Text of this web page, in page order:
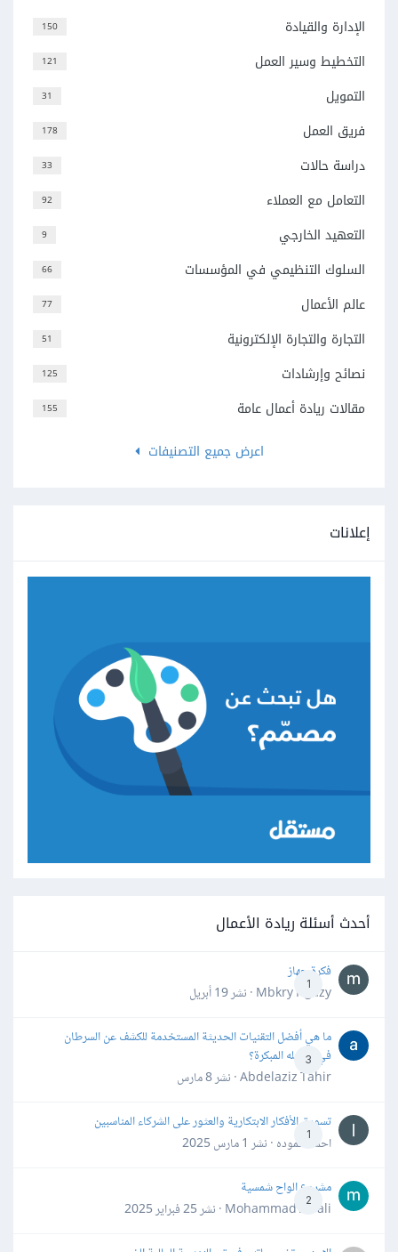
150 الإدارة والقيادة
121 التخطيط وسير العمل
31 التمويل
178 فريق العمل
33 دراسة حالات
92 التعامل مع العملاء
9 التعهيد الخارجي
66 السلوك التنظيمي في المؤسسات
77 عالم الأعمال
51 التجارة والتجارة الإلكترونية
125 نصائح وإرشادات
155
مقالات ريادة أعمال عامة
اعرض جميع التصنيفات
إعلانات
أحدث أسئلة ريادة الأعمال
1
فكرة جهاز
Mbkry Hgazy · نشر
19 أبريل
3
ما هي أفضل التقنيات الحديثة المستخدمة للكشف عن السرطان
في مراحله المبكرة؟
Abdelaziz Tahir · نشر
8 مارس
1
تسويق الأفكار الابتكارية والعثور على الشركاء المناسبين
احمد حموده · نشر 1 مارس 2025
2
مشروع الواح شمسية
Mohammad Awali · نشر
25 فبراير 2025